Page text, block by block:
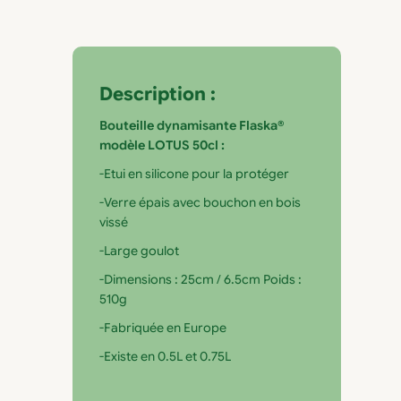
Description :
Bouteille dynamisante Flaska®
modèle LOTUS 50cl :
-Etui en silicone pour la protéger
-Verre épais avec bouchon en bois
vissé
-Large goulot
-Dimensions : 25cm / 6.5cm Poids :
510g
-Fabriquée en Europe
-Existe en 0.5L et 0.75L